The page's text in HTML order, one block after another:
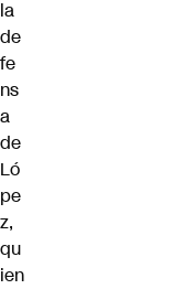
la
de
fe
ns
a
de
Ló
pe
z,
qu
ien